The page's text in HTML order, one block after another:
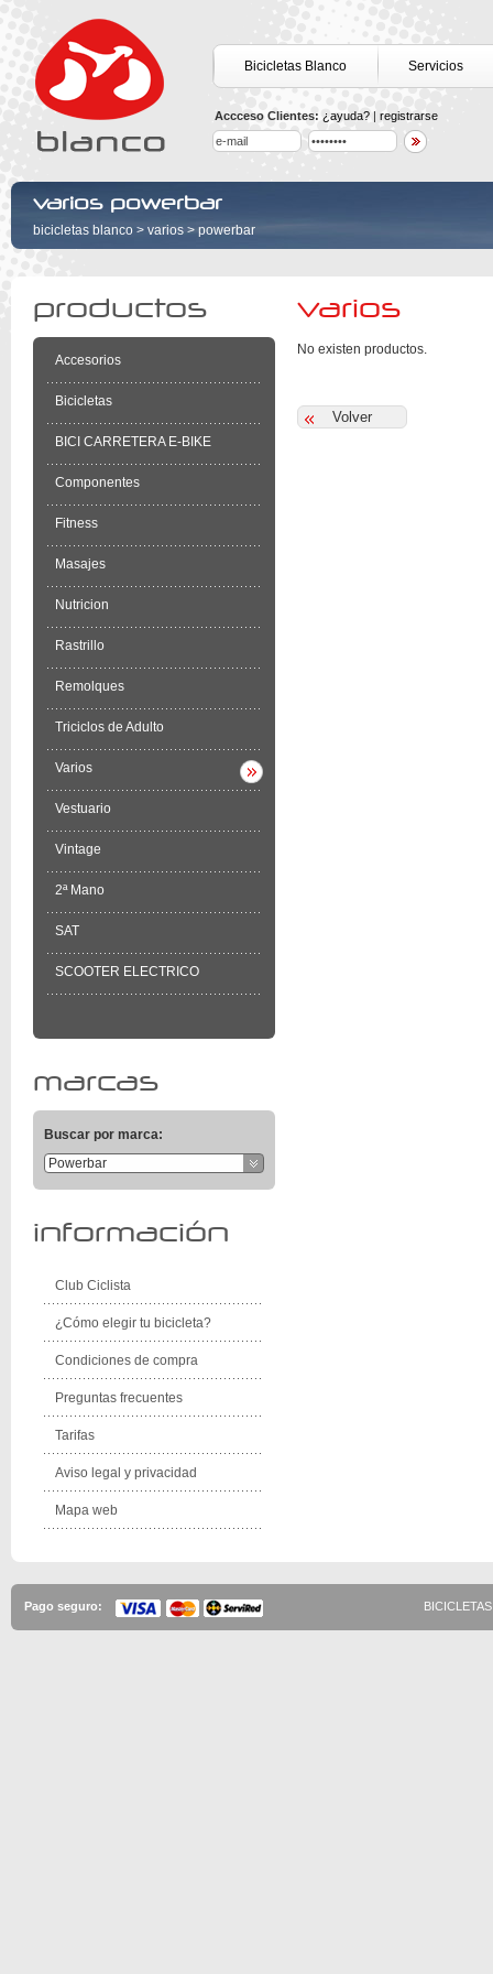
Bicicletas Blanco Servicios
Accceso Clientes: ¿ayuda? | registrarse
varios powerbar
bicicletas blanco > varios > powerbar
productos
Accesorios
Bicicletas
BICI CARRETERA E-BIKE
Componentes
Fitness
Masajes
Nutricion
Rastrillo
Remolques
Triciclos de Adulto
Varios
Vestuario
Vintage
2ª Mano
SAT
SCOOTER ELECTRICO
marcas
Buscar por marca:
Powerbar
información
Club Ciclista
¿Cómo elegir tu bicicleta?
Condiciones de compra
Preguntas frecuentes
Tarifas
Aviso legal y privacidad
Mapa web
varios
No existen productos.
Pago seguro: